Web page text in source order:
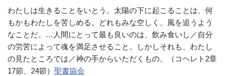
わたしは生きることをいとう。太陽の下に起こることは、何
もかもわたしを苦しめる。どれもみな空しく、風を追うよう
なことだ。…人間にとって最も良いのは、飲み食いし／自分
の労苦によって魂を満足させること。しかしそれも、わたし
の見たところでは／神の手からいただくもの。（コヘレト2章
17節、24節） 聖書協会